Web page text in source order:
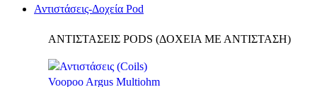
Αντιστάσεις-Δοχεία Pod
ΑΝΤΙΣΤΑΣΕΙΣ PODS (ΔΟΧΕΙΑ ΜΕ ΑΝΤΙΣΤΑΣΗ)